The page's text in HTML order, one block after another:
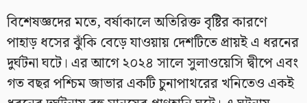
বিশেষজ্ঞদের মতে, বর্ষাকালে অতিরিক্ত বৃষ্টির কারণে
পাহাড় ধসের ঝুঁকি বেড়ে যাওয়ায় দেশটিতে প্রায়ই এ ধরনের
দুর্ঘটনা ঘটে। এর আগে ২০২৪ সালে সুলাওয়েসি দ্বীপে এবং
গত বছর পশ্চিম জাভার একটি চুনাপাথরের খনিতেও একই